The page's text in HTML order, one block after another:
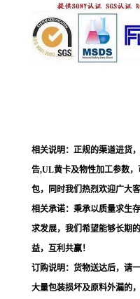
相关说明：正规的渠道进货
告,UL黄卡及物性加工参数
包，同时我们热烈欢迎广大
相关承诺：秉承以质量求生
求发展，我们希望能够长期
益，互利共赢！
订购说明：货物送达后，请
大量包装损坏及原料外漏的